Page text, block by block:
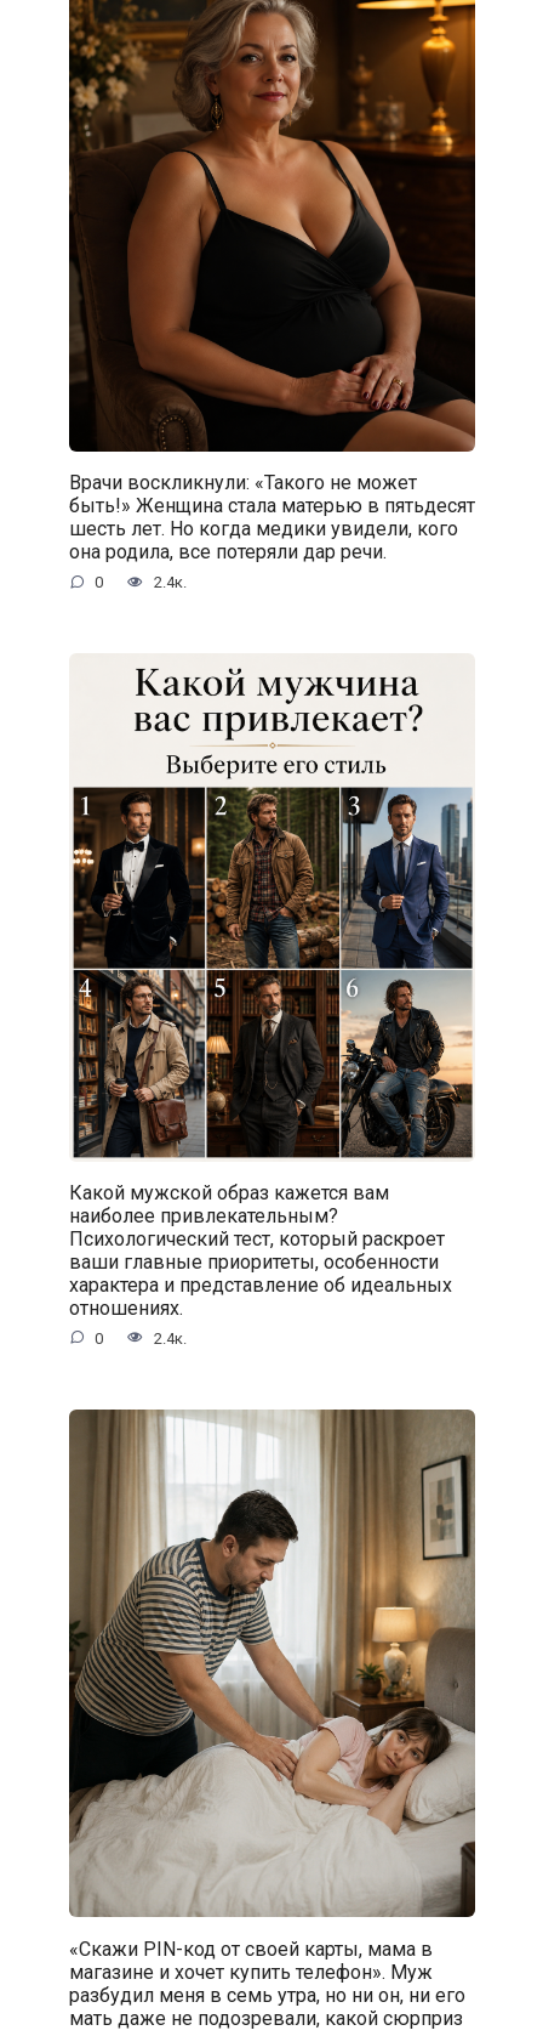
Врачи воскликнули: «Такого не может
быть!» Женщина стала матерью в пятьдесят
шесть лет. Но когда медики увидели, кого
она родила, все потеряли дар речи.
0 2.4к.
Какой мужской образ кажется вам
наиболее привлекательным?
Психологический тест, который раскроет
ваши главные приоритеты, особенности
характера и представление об идеальных
отношениях.
0 2.4к.
«Скажи PIN-код от своей карты, мама в
магазине и хочет купить телефон». Муж
разбудил меня в семь утра, но ни он, ни его
мать даже не подозревали, какой сюрприз